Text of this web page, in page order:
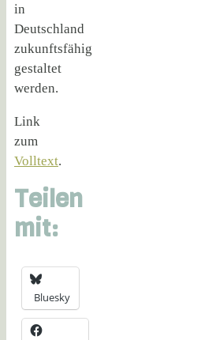
in
Deutschland
zukunftsfähig
gestaltet
werden.
Link
zum
Volltext.
Teilen
mit:
Bluesky